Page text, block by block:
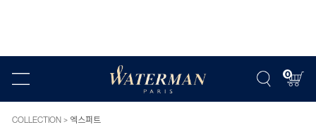
0
COLLECTION 엑스퍼트